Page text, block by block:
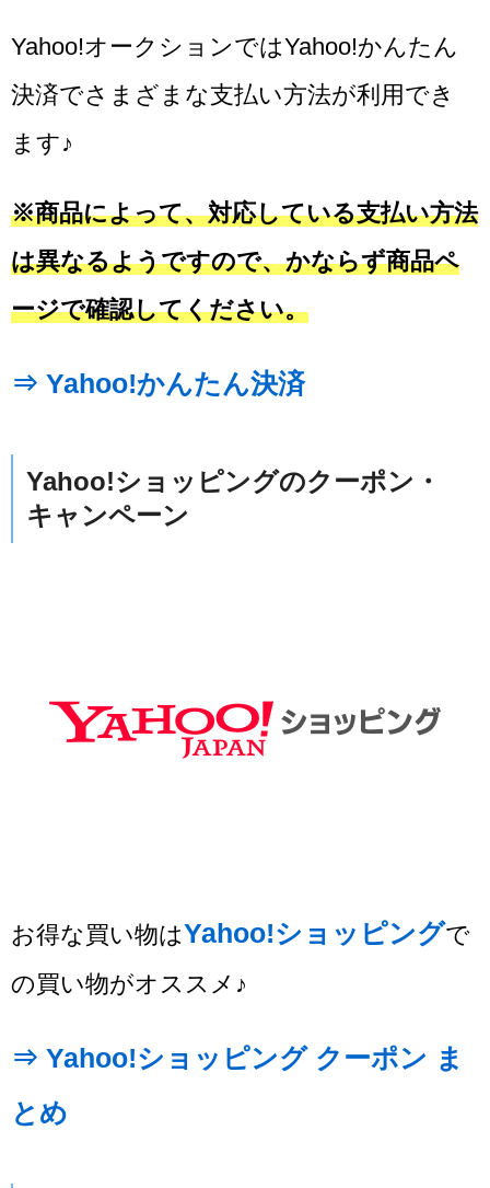
Yahoo!オークションではYahoo!かんたん
決済でさまざまな支払い方法が利用でき
ます♪
※商品によって、対応している支払い方法
は異なるようですので、かならず商品ペ
ージで確認してください。
⇒ Yahoo!かんたん決済
Yahoo!ショッピングのクーポン・
キャンペーン
お得な買い物はYahoo!ショッピングで
の買い物がオススメ♪
⇒ Yahoo!ショッピング クーポン ま
とめ